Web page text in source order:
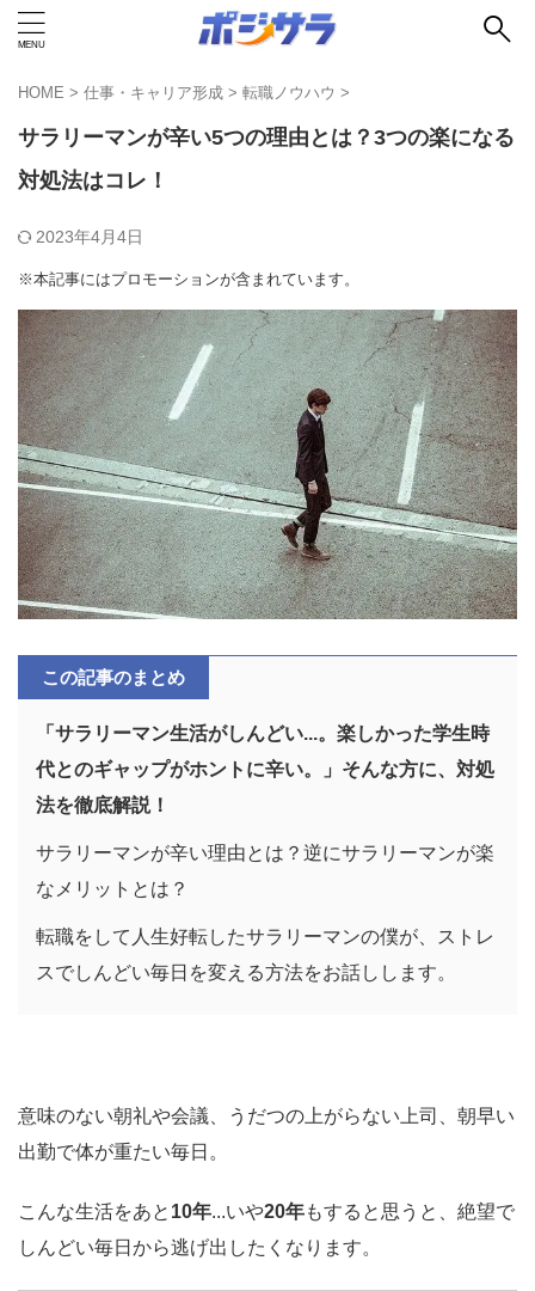
HOME > 仕事・キャリア形成 > 転職ノウハウ >
サラリーマンが辛い5つの理由とは？3つの楽になる
対処法はコレ！
2023年4月4日
※本記事にはプロモーションが含まれています。
この記事のまとめ
「サラリーマン生活がしんどい...。楽しかった学生時
代とのギャップがホントに辛い。」そんな方に、対処
法を徹底解説！
サラリーマンが辛い理由とは？逆にサラリーマンが楽
なメリットとは？
転職をして人生好転したサラリーマンの僕が、ストレ
スでしんどい毎日を変える方法をお話しします。
意味のない朝礼や会議、うだつの上がらない上司、朝早い
出勤で体が重たい毎日。
こんな生活をあと 10年...いや20年もすると思うと、絶望で
しんどい毎日から逃げ出したくなります。